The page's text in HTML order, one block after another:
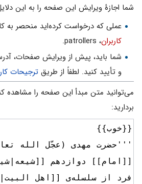
پرش
ناوبری
پرش
جستجو
شما اجازهٔ ویرایش این صفحه را به این
عملی که درخواست کرده‌اید منحصر به
کاربران، patrollers.
شما باید، پیش از ویرایش صفحات،
و تأیید کنید. لطفاً از طریق ترجیحات
می‌توانید متن مبدأ این صفحه را مشاهده
بردارید: